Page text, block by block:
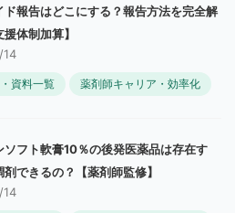
ド報告はどこにする？報告方法を完全解
体制加算】
資料一覧 薬剤師キャリア・効率化
ソフト軟膏10％の後発医薬品は存在す
剤できるの？【薬剤師監修】